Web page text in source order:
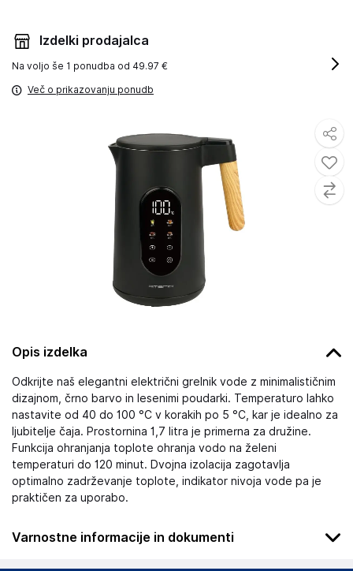
Opis izdelka
Odkrijte naš elegantni električni grelnik vode z minimalističnim
dizajnom, črno barvo in lesenimi poudarki. Temperaturo lahko
nastavite od 40 do 100 °C v korakih po 5 °C, kar je idealno za
ljubitelje čaja. Prostornina 1,7 litra je primerna za družine.
Funkcija ohranjanja toplote ohranja vodo na želeni
temperaturi do 120 minut. Dvojna izolacija zagotavlja
optimalno zadrževanje toplote, indikator nivoja vode pa je
praktičen za uporabo.
Varnostne informacije in dokumenti
Podatki o proizvajalcu
Izdelki prodajalca
Na voljo še 1 ponudba od 49.97 €
Več o prikazovanju ponudb